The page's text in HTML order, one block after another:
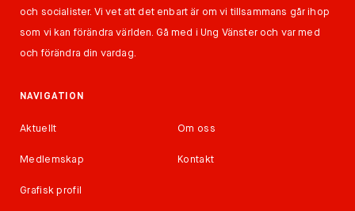
och socialister. Vi vet att det enbart är om vi tillsammans går ihop
som vi kan förändra världen. Gå med i Ung Vänster och var med
och förändra din vardag.
NAVIGATION
Aktuellt Om oss
Medlemskap Kontakt
Grafisk profil